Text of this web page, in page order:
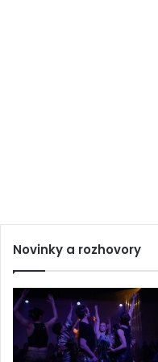
Novinky a rozhovory